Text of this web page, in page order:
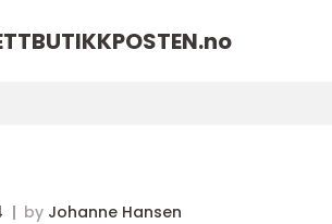
no
by Johanne Hansen